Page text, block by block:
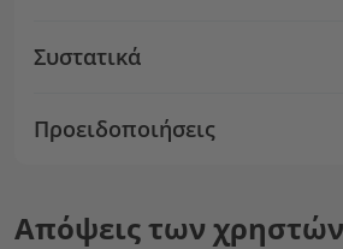
Συστατικά
Προειδοποιήσεις
Απόψεις των